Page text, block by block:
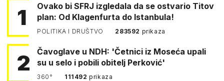
1
Ovako bi SFRJ izgledala da se ostvario Titov
plan: Od Klagenfurta do Istanbula!
POLITIKA I DRUŠTVO 283592 prikaza
2
Čavoglave u NDH: 'Četnici iz Moseća upali
su u selo i pobili obitelj Perković'
360° 111492prikaza